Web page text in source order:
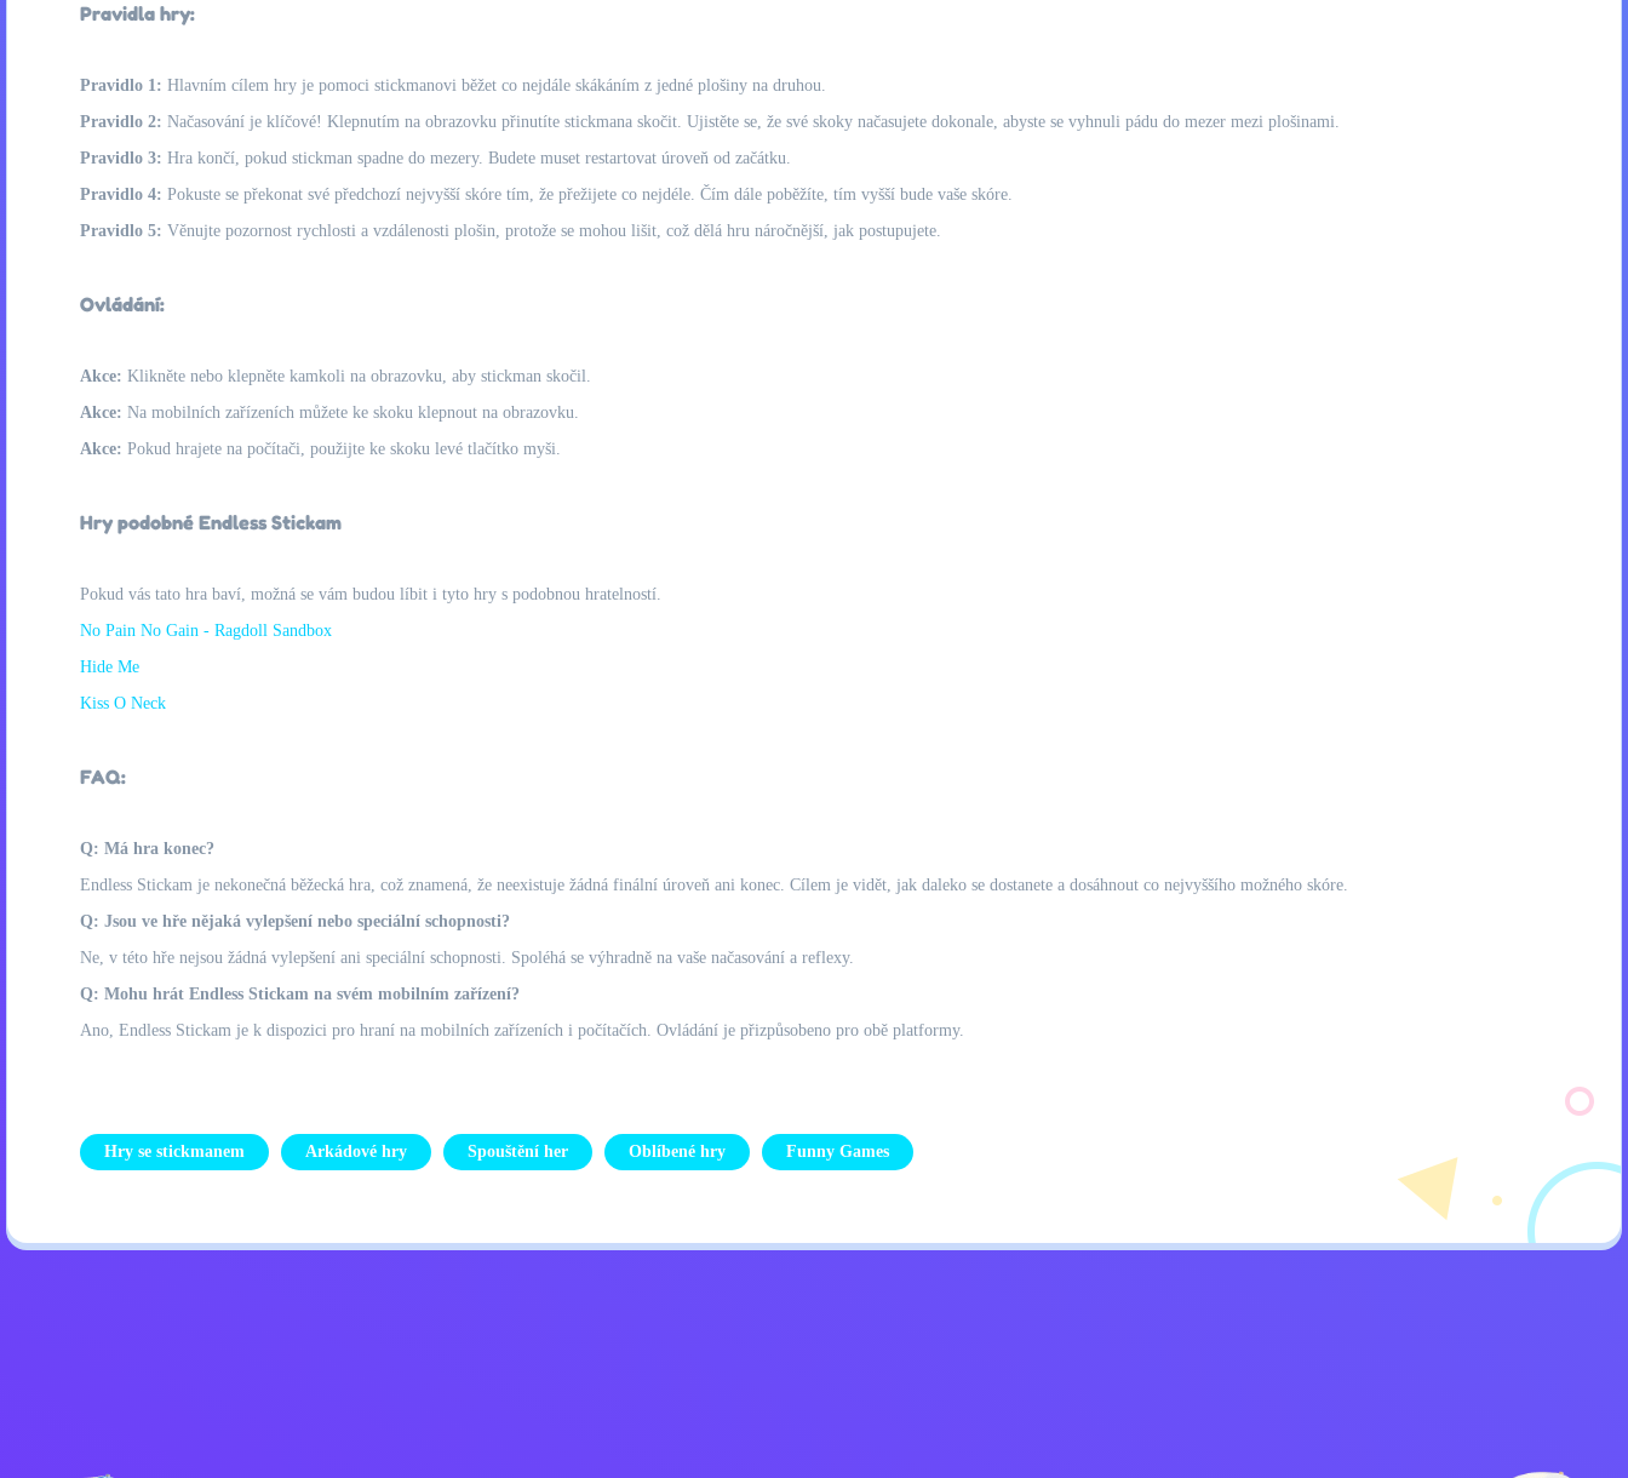
Pravidla hry:
Pravidlo 1: Hlavním cílem hry je pomoci stickmanovi běžet co nejdále skákáním z jedné plošiny na druhou.
Pravidlo 2: Načasování je klíčové! Klepnutím na obrazovku přinutíte stickmana skočit. Ujistěte se, že své skoky načasujete dokonale, abyste se vyhnuli pádu do mezer mezi plošinami.
Pravidlo 3: Hra končí, pokud stickman spadne do mezery. Budete muset restartovat úroveň od začátku.
Pravidlo 4: Pokuste se překonat své předchozí nejvyšší skóre tím, že přežijete co nejdéle. Čím dále poběžíte, tím vyšší bude vaše skóre.
Pravidlo 5: Věnujte pozornost rychlosti a vzdálenosti plošin, protože se mohou lišit, což dělá hru náročnější, jak postupujete.
Ovládání:
Akce: Klikněte nebo klepněte kamkoli na obrazovku, aby stickman skočil.
Akce: Na mobilních zařízeních můžete ke skoku klepnout na obrazovku.
Akce: Pokud hrajete na počítači, použijte ke skoku levé tlačítko myši.
Hry podobné Endless Stickam
Pokud vás tato hra baví, možná se vám budou líbit i tyto hry s podobnou hratelností.
No Pain No Gain - Ragdoll Sandbox
Hide Me
Kiss O Neck
FAQ:
Q: Má hra konec?
Endless Stickam je nekonečná běžecká hra, což znamená, že neexistuje žádná finální úroveň ani konec. Cílem je vidět, jak daleko se dostanete a dosáhnout co nejvyššího možného skóre.
Q: Jsou ve hře nějaká vylepšení nebo speciální schopnosti?
Ne, v této hře nejsou žádná vylepšení ani speciální schopnosti. Spoléhá se výhradně na vaše načasování a reflexy.
Q: Mohu hrát Endless Stickam na svém mobilním zařízení?
Ano, Endless Stickam je k dispozici pro hraní na mobilních zařízeních i počítačích. Ovládání je přizpůsobeno pro obě platformy.
Hry se stickmanem Arkádové hry Spouštění her Oblíbené hry Funny Games